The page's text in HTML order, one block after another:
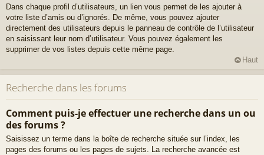
Dans chaque profil d’utilisateurs, un lien vous permet de les ajouter à
votre liste d’amis ou d’ignorés. De même, vous pouvez ajouter
directement des utilisateurs depuis le panneau de contrôle de l’utilisateur
en saisissant leur nom d’utilisateur. Vous pouvez également les
supprimer de vos listes depuis cette même page.
Haut
Recherche dans les forums
Comment puis-je effectuer une recherche dans un ou
des forums ?
Saisissez un terme dans la boîte de recherche située sur l’index, les
pages des forums ou les pages de sujets. La recherche avancée est